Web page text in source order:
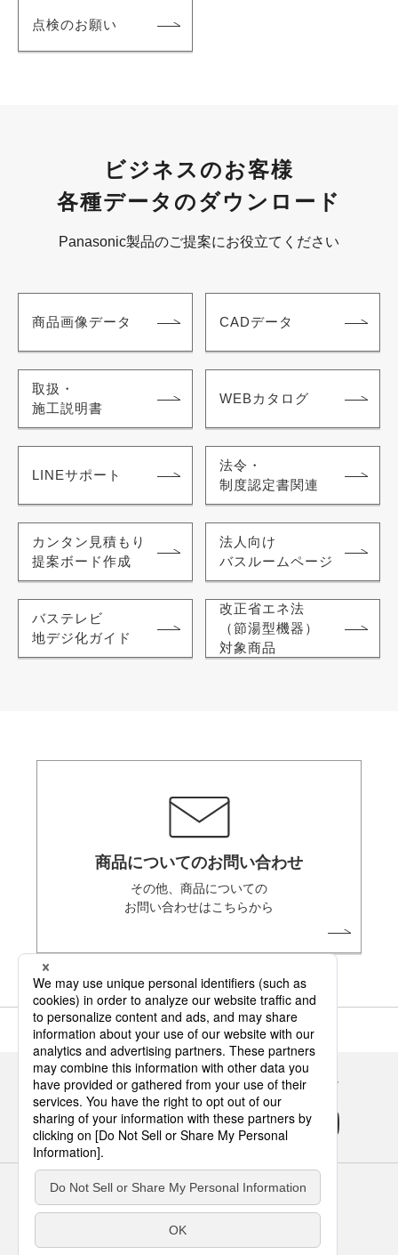
点検のお願い
ビジネスのお客様
各種データのダウンロード
Panasonic製品のご提案にお役立てください
商品画像データ CADデータ
取扱・
施工説明書
WEBカタログ
LINEサポート
法令・
制度認定書関連
カンタン見積もり
提案ボード作成
法人向け
バスルームページ
バステレビ
地デジ化ガイド
改正省エネ法
（節湯型機器）
対象商品
商品についてのお問い合わせ
その他、商品についての
お問い合わせはこちらから
Panasonicの住まい・くらし SNSアカウント
サイトのご利用にあたって
クッキーポリシー
個人情報保護方針
パナソニック ホールディングス
Area/Country